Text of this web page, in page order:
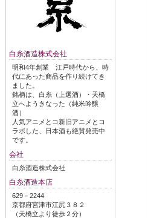
白糸酒造株式会社
明和4年創業 江戸時代から、時
代にあった商品を作り続けてき
ました。
銘柄は、白糸（上選酒）・天橋
立へようきなった（純米吟醸
酒）
人気アニメとコ新旧アニメとコ
ラボした、日本酒も絶賛発売中
です。
会社
白糸酒造株式会社
白糸酒造本店
629－2244
京都府宮津市江尻３８２
（天橋立より徒歩２分）